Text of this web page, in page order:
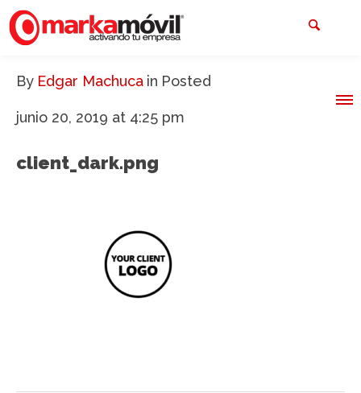
By Edgar Machuca in Posted
junio 20, 2019 at 4:25 pm
client_dark.png